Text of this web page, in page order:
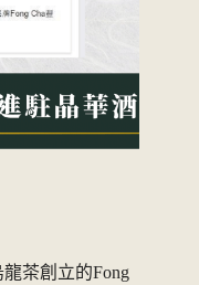
茶創立的Fong